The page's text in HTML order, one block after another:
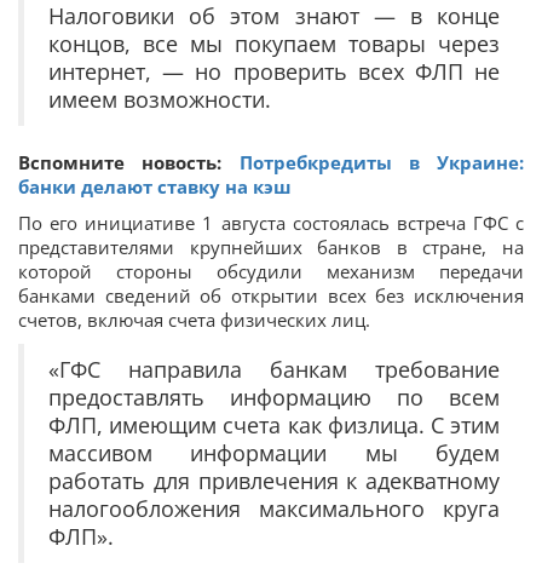
Налоговики об этом знают — в конце
концов, все мы покупаем товары через
интернет, — но проверить всех ФЛП не
имеем возможности.
Вспомните новость: Потребкредиты в Украине:
банки делают ставку на кэш
По его инициативе 1 августа состоялась встреча ГФС с
представителями крупнейших банков в стране, на
которой стороны обсудили механизм передачи
банками сведений об открытии всех без исключения
счетов, включая счета физических лиц.
«ГФС направила банкам требование
предоставлять информацию по всем
ФЛП, имеющим счета как физлица. С этим
массивом информации мы будем
работать для привлечения к адекватному
налогообложения максимального круга
ФЛП».